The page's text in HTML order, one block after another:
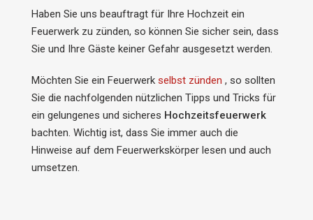
Haben Sie uns beauftragt für Ihre Hochzeit ein
Feuerwerk zu zünden, so können Sie sicher sein, dass
Sie und Ihre Gäste keiner Gefahr ausgesetzt werden.
Möchten Sie ein Feuerwerk selbst zünden , so sollten
Sie die nachfolgenden nützlichen Tipps und Tricks für
ein gelungenes und sicheres Hochzeitsfeuerwerk
bachten. Wichtig ist, dass Sie immer auch die
Hinweise auf dem Feuerwerkskörper lesen und auch
umsetzen.